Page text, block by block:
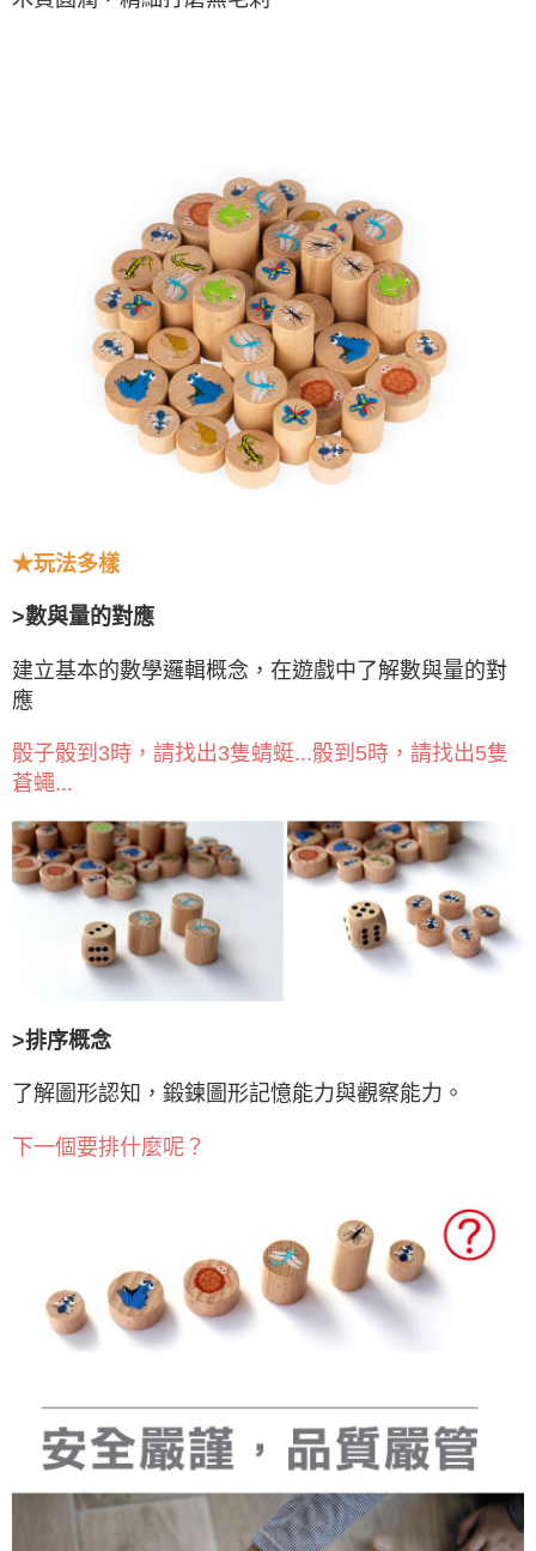
★玩法多樣
>數與量的對應
建立基本的數學邏輯概念，在遊戲中了解數與量的對
應
骰子骰到3時，請找出3隻蜻蜓...骰到5時，請找出5隻
蒼蠅...
>排序概念
了解圖形認知，鍛鍊圖形記憶能力與觀察能力。
下一個要排什麼呢？